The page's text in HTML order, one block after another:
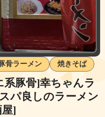
骨ラーメン 焼きそば
豚骨]幸ちゃんラ
パ良しのラーメン
]